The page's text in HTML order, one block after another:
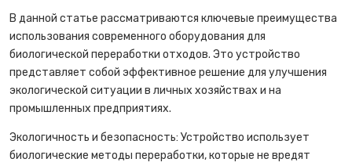
В данной статье рассматриваются ключевые преимущества
использования современного оборудования для
биологической переработки отходов. Это устройство
представляет собой эффективное решение для улучшения
экологической ситуации в личных хозяйствах и на
промышленных предприятиях.
Экологичность и безопасность: Устройство использует
биологические методы переработки, которые не вредят